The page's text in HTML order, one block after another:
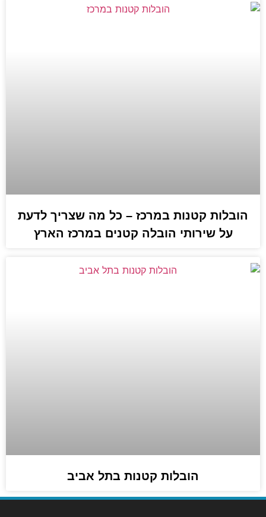
הובלות קטנות במרכז – כל מה שצריך לדעת
על שירותי הובלה קטנים במרכז הארץ
הובלות קטנות בתל אביב